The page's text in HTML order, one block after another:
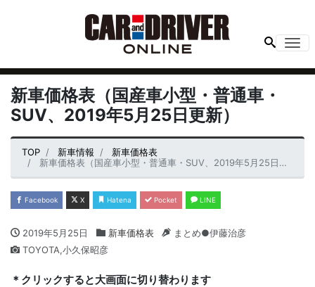
新車価格表（国産車小型・普通車・
SUV、2019年5月25日更新）
TOP 新車情報
新車価格表
新車価格表（国産車小型・普通車・SUV、2019年5月25日更新）
Facebook X Hatena Pocket LINE
2019年5月25日 新車価格表
まとめ●伊藤治彦
TOYOTA,小久保昭彦
＊クリックすると大画面に切り替わります